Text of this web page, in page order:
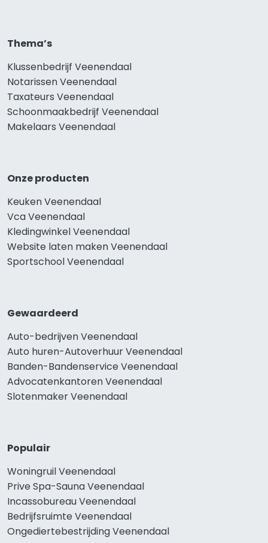
Thema’s
Klussenbedrijf Veenendaal
Notarissen Veenendaal
Taxateurs Veenendaal
Schoonmaakbedrijf Veenendaal
Makelaars Veenendaal
Onze producten
Keuken Veenendaal
Vca Veenendaal
Kledingwinkel Veenendaal
Website laten maken Veenendaal
Sportschool Veenendaal
Gewaardeerd
Auto-bedrijven Veenendaal
Auto huren-Autoverhuur Veenendaal
Banden-Bandenservice Veenendaal
Advocatenkantoren Veenendaal
Slotenmaker Veenendaal
Populair
Woningruil Veenendaal
Prive Spa-Sauna Veenendaal
Incassobureau Veenendaal
Bedrijfsruimte Veenendaal
Ongediertebestrijding Veenendaal